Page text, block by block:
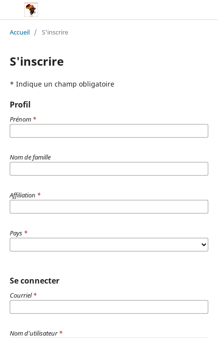
Accueil / S'inscrire
S'inscrire
* Indique un champ obligatoire
Profil
Prénom *
Nom de famille
Affiliation *
Pays *
Se connecter
Courriel*
Nom d'utilisateur*